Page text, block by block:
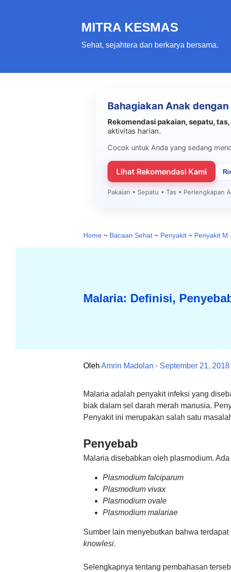
MITRA KESMAS
Sehat, sejahtera dan berkarya bersama.
Bahagiakan Anak
Rekomendasi pakaian, sepatu,
aktivitas harian.
Cocok untuk Anda yang sedang
Lihat Rekomendasi Kami
Pakaian • Sepatu • Tas • Perlengkapan
Home ~ Bacaan Sehat ~ Penyakit ~ Penyakit M
Malaria: Definisi,
Oleh Amrin Madolan September 21, 2018
Malaria adalah penyakit infeksi yang
biak dalam sel darah merah manusia.
Penyakit ini merupakan salah satu
Penyebab
Malaria disebabkan oleh plasmodium.
Plasmodium falciparum
Plasmodium vivax
Plasmodium ovale
Plasmodium malariae
Sumber lain menyebutkan bahwa
knowlesi.
Selengkapnya tentang pembahasan